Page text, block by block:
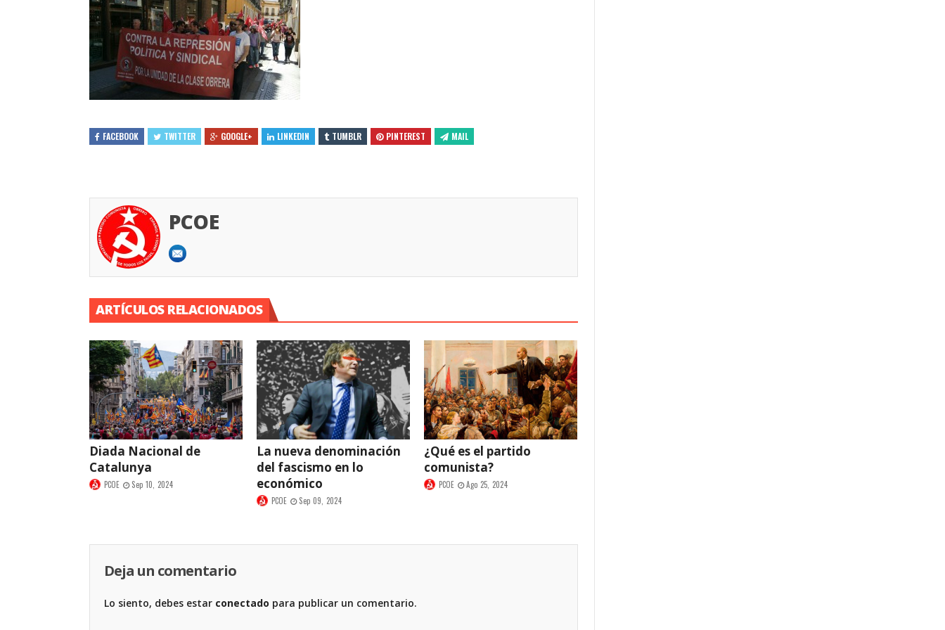
FACEBOOK TWITTER GOOGLE+ LINKEDIN TUMBLR PINTEREST MAIL
PCOE
ARTÍCULOS RELACIONADOS
Diada Nacional de
Catalunya
PCOE Sep 10, 2024
La nueva denominación
del fascismo en lo
económico
PCOE Sep 09, 2024
¿Qué es el partido
comunista?
PCOE Ago 25, 2024
Deja un comentario
Lo siento, debes estar conectado para publicar un comentario.